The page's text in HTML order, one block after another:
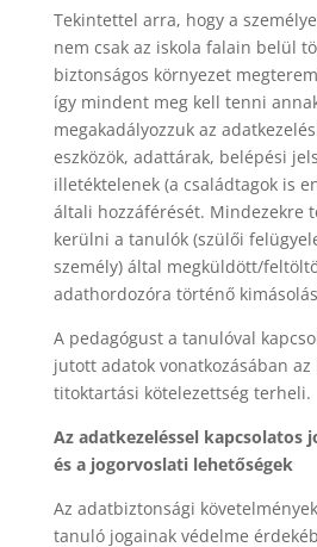
Tekintettel arra, hogy a
nem csak az iskola falain belül
biztonságos környezet
így mindent meg kell tenni
megakadályozzuk az
eszközök, adattárak, belépési
illetéktelenek (a családtagok is
általi hozzáférését. Mindezekre
kerülni a tanulók (szülői
személy) által megküldött/
adathordozóra történő
A pedagógust a tanulóval
jutott adatok vonatkozásában
titoktartási kötelezettség terheli.
Az adatkezeléssel kapcsolatos
és a jogorvoslati lehetőségek
Az adatbiztonsági
tanuló jogainak védelme